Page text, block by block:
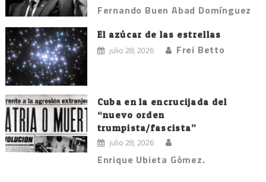
Fernando Buen Abad Domínguez
El azúcar de las estrellas
julio 28, 2026 Frei Betto
Cuba en la encrucijada del
“nuevo orden
trumpista/fascista”
julio 28, 2026
Enrique Ubieta Gómez.